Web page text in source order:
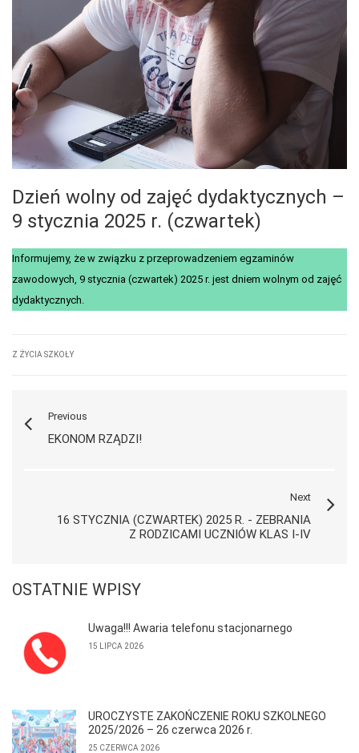
Dzień wolny od zajęć dydaktycznych –
9 stycznia 2025 r. (czwartek)
Informujemy, że w związku z przeprowadzeniem egzaminów
zawodowych, 9 stycznia (czwartek) 2025 r. jest dniem wolnym od zajęć
dydaktycznych.
Z ŻYCIA SZKOŁY
Previous
EKONOM RZĄDZI!
Next
16 STYCZNIA (CZWARTEK) 2025 R. - ZEBRANIA
Z RODZICAMI UCZNIÓW KLAS I-IV
OSTATNIE WPISY
Uwaga!!! Awaria telefonu stacjonarnego
15 LIPCA 2026
UROCZYSTE ZAKOŃCZENIE ROKU SZKOLNEGO
2025/2026 – 26 czerwca 2026 r.
25 CZERWCA 2026